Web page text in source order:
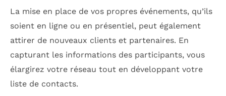
La mise en place de vos propres événements, qu’ils
soient en ligne ou en présentiel, peut également
attirer de nouveaux clients et partenaires. En
capturant les informations des participants, vous
élargirez votre réseau tout en développant votre
liste de contacts.